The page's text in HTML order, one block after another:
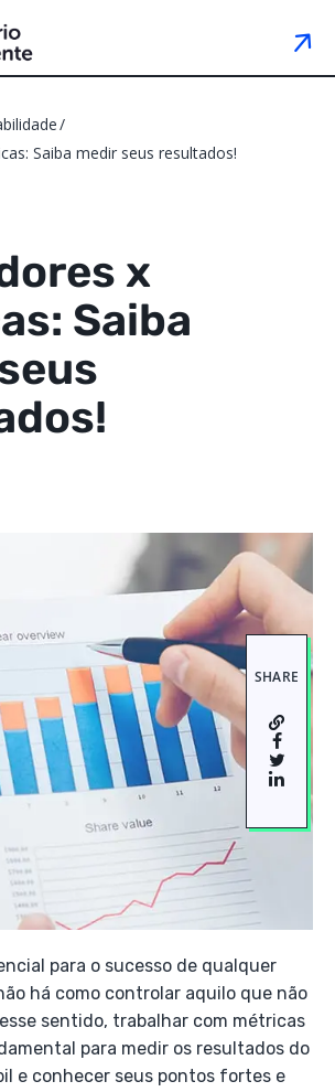
Saiba medir seus resultados!
x
Saiba
SHARE
para o sucesso de qualquer
há como controlar aquilo que não
sentido, trabalhar com métricas
para medir os resultados do
e conhecer seus pontos fortes e